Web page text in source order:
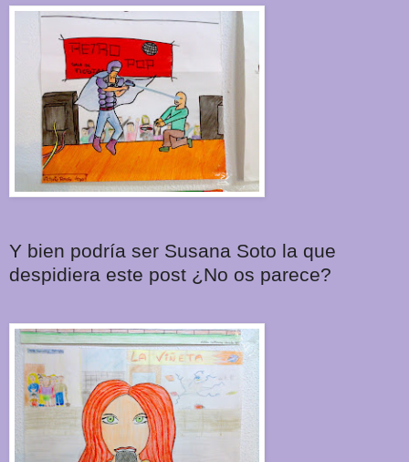
Y bien podría ser Susana Soto la que
despidiera este post ¿No os parece?